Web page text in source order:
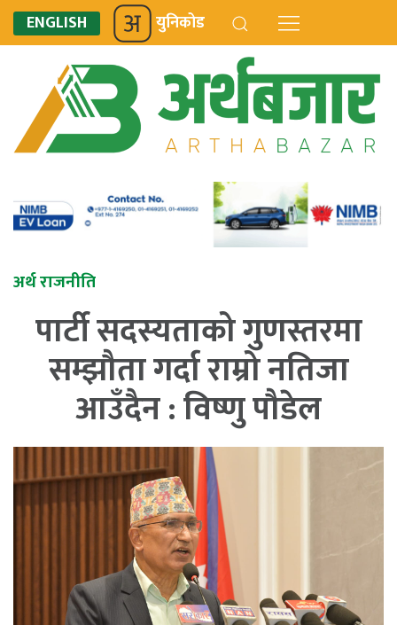
ENGLISH युनिकोड
अर्थ राजनीति
पार्टी सदस्यताको गुणस्तरमा
सम्झौता गर्दा राम्रो नतिजा
आउँदैन : विष्णु पौडेल